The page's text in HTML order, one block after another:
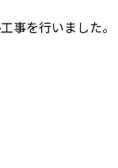
事を行いました。